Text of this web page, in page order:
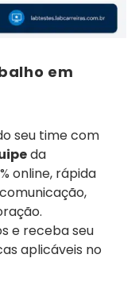
em
seu time com
da
online, rápida
e receba seu
aplicáveis no